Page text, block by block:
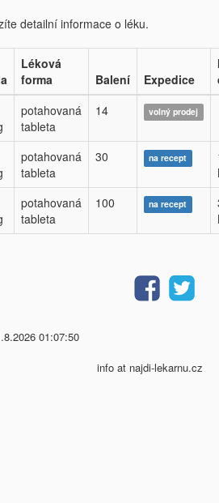
detailní informace o léku.
Léková
forma
Balení Expedice
potahovaná
tableta
14 volný prodej
potahovaná
tableta
30 na recept
potahovaná
tableta
100 na recept
01:07:50
info at najdi-lekarnu.cz